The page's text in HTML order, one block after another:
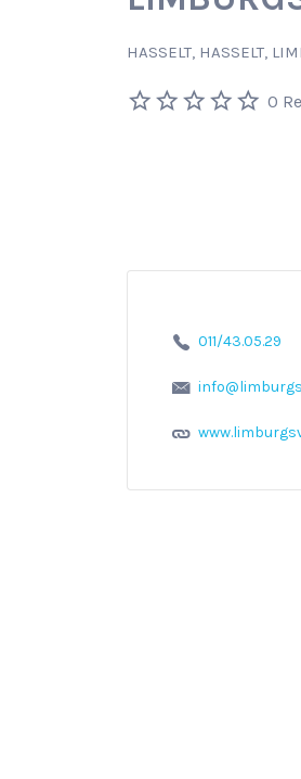
HASSELT, HASSELT,
0
011/43.05.29